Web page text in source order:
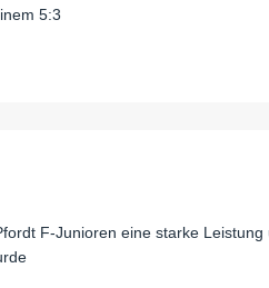
5:3
F-Junioren eine starke